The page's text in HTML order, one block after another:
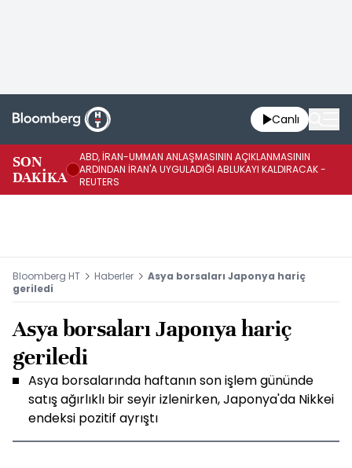
Canlı
SON
DAKİKA
ABD, İRAN-UMMAN ANLAŞMASININ AÇIKLANMASININ
ARDINDAN İRAN'A UYGULADIĞI ABLUKAYI KALDIRACAK -
REUTERS
Bloomberg HT Haberler
Asya borsaları Japonya hariç
geriledi
Asya borsaları Japonya hariç
geriledi
Asya borsalarında haftanın son işlem gününde
satış ağırlıklı bir seyir izlenirken, Japonya'da Nikkei
endeksi pozitif ayrıştı